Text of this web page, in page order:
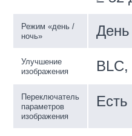
Режим «день /
ночь»
Улучшение
изображения
Переключатель
параметров
изображения
Есть